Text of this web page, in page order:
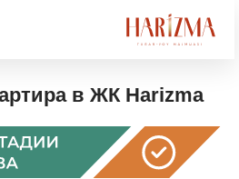
в ЖК Harizma